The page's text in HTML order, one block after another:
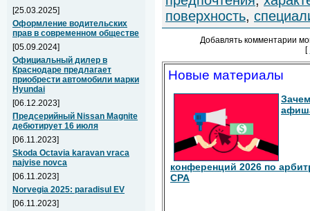
[25.03.2025]
Оформление водительских
прав в современном обществе
[05.09.2024]
Официальный дилер в
Краснодаре предлагает
приобрести автомобили марки
Hyundai
[06.12.2023]
Предсерийный Nissan Magnite
дебютирует 16 июля
[06.11.2023]
Skoda Octavia karavan vraca
najvise novca
[06.11.2023]
Norvegia 2025: paradisul EV
[06.11.2023]
поверхность,
Добавлять комментарии
[
Новые материалы
конференций 2026 по
СРА